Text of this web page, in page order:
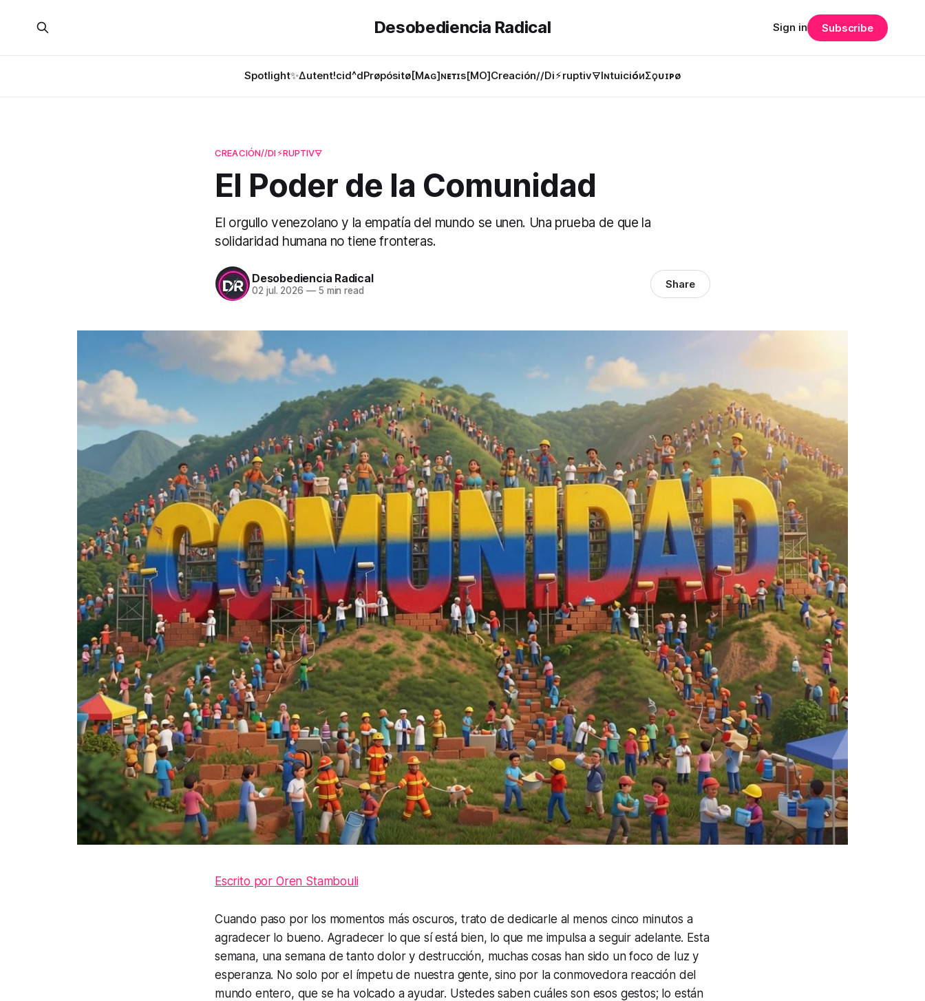
Desobediencia Radical
Spotlight✨Δutent!cid^dPrøpósitø[Mᴀɢ]ɴᴇᴛɪs[MO]Creación//Di⚡︎ruptiv🜃Iɴtuiciᴏ́иΣϙᴜɪᴘø
Sign in Subscribe
CREACIÓN//DI⚡︎RUPTIV🜃
El Poder de la Comunidad
El orgullo venezolano y la empatía del mundo se unen. Una prueba de que la
solidaridad humana no tiene fronteras.
Desobediencia Radical
02 jul. 2026 —5 min read Share
Escrito por Oren Stambouli
Cuando paso por los momentos más oscuros, trato de dedicarle al menos cinco minutos a
agradecer lo bueno. Agradecer lo que sí está bien, lo que me impulsa a seguir adelante. Esta
semana, una semana de tanto dolor y destrucción, muchas cosas han sido un foco de luz y
esperanza. No solo por el ímpetu de nuestra gente, sino por la conmovedora reacción del
mundo entero, que se ha volcado a ayudar. Ustedes saben cuáles son esos gestos; lo están